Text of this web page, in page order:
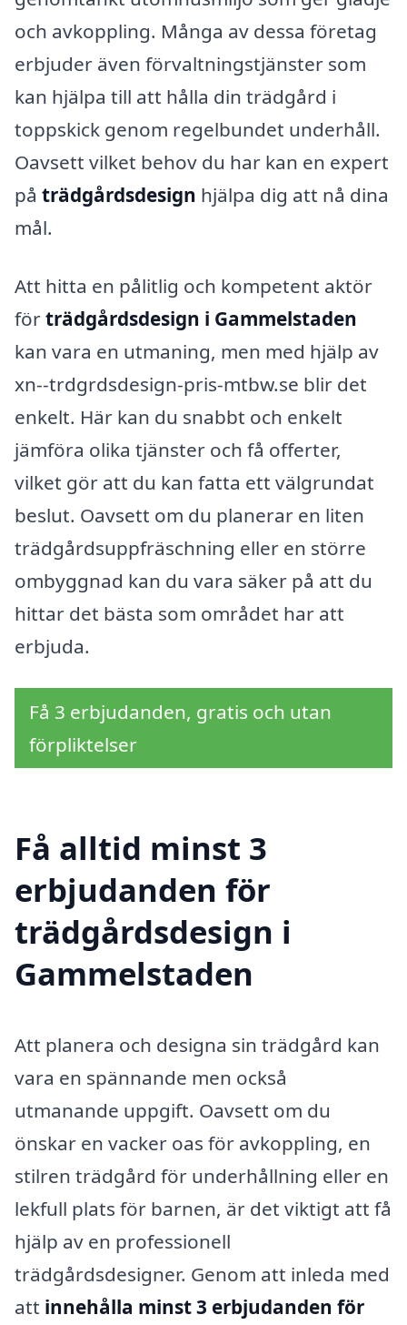
och avkoppling. Många av dessa företag
erbjuder även förvaltningstjänster som
kan hjälpa till att hålla din trädgård i
toppskick genom regelbundet underhåll.
Oavsett vilket behov du har kan en expert
på trädgårdsdesign hjälpa dig att nå dina
mål.
Att hitta en pålitlig och kompetent aktör
förträdgårdsdesign i Gammelstaden
kan vara en utmaning, men med hjälp av
xn--trdgrdsdesign-pris-mtbw.se blir det
enkelt. Här kan du snabbt och enkelt
jämföra olika tjänster och få offerter,
vilket gör att du kan fatta ett välgrundat
beslut. Oavsett om du planerar en liten
trädgårdsuppfräschning eller en större
ombyggnad kan du vara säker på att du
hittar det bästa som området har att
erbjuda.
Få 3 erbjudanden, gratis och utan
förpliktelser
Få alltid minst 3
erbjudanden för
trädgårdsdesign i
Gammelstaden
Att planera och designa sin trädgård kan
vara en spännande men också
utmanande uppgift. Oavsett om du
önskar en vacker oas för avkoppling, en
stilren trädgård för underhållning eller en
lekfull plats för barnen, är det viktigt att få
hjälp av en professionell
trädgårdsdesigner. Genom att inleda med
att innehålla minst 3 erbjudanden för